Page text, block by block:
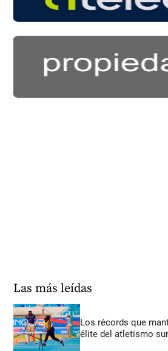
Las más leídas
Los récords que
élite del atletismo